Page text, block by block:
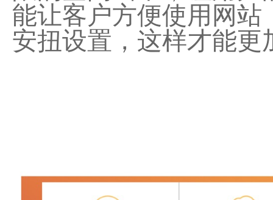
能让客户方便使用网
安扭设置，这样才能